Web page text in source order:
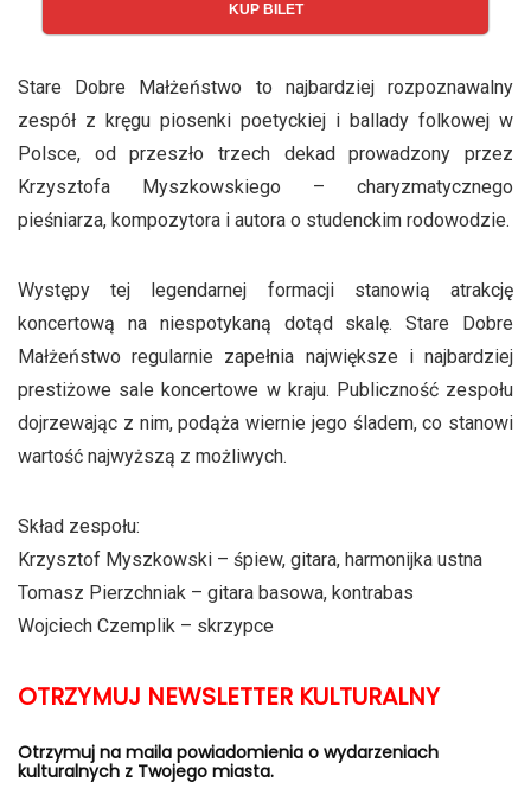
KUP BILET
Stare Dobre Małżeństwo to najbardziej rozpoznawalny
zespół z kręgu piosenki poetyckiej i ballady folkowej w
Polsce, od przeszło trzech dekad prowadzony przez
Krzysztofa Myszkowskiego – charyzmatycznego
pieśniarza, kompozytora i autora o studenckim rodowodzie.
Występy tej legendarnej formacji stanowią atrakcję
koncertową na niespotykaną dotąd skalę. Stare Dobre
Małżeństwo regularnie zapełnia największe i najbardziej
prestiżowe sale koncertowe w kraju. Publiczność zespołu
dojrzewając z nim, podąża wiernie jego śladem, co stanowi
wartość najwyższą z możliwych.
Skład zespołu:
Krzysztof Myszkowski – śpiew, gitara, harmonijka ustna
Tomasz Pierzchniak – gitara basowa, kontrabas
Wojciech Czemplik – skrzypce
OTRZYMUJ NEWSLETTER KULTURALNY
Otrzymuj na maila powiadomienia o wydarzeniach
kulturalnych z Twojego miasta.